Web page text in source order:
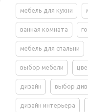
мебель для кухни
ванная комната
мебель для спальни
выбор мебели
дизайн выбор
дизайн интерьера